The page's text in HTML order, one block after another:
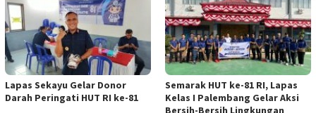
Lapas Sekayu Gelar Donor
Darah Peringati HUT RI ke-81
Semarak HUT ke-81 RI, Lapas
Kelas I Palembang Gelar Aksi
Bersih-Bersih Lingkungan